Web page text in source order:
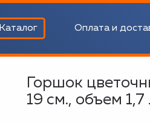
Каталог Оплата и
Горшок
19 см., объем